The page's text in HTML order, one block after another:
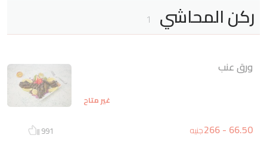
ركن المحاشي 1
ورق عنب
غير متاح
66.50 - 266 جنيه 991